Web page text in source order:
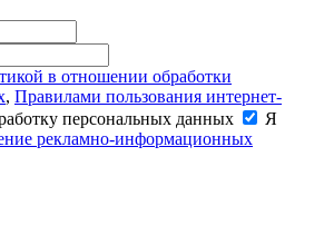
в отношении обработки
, Правилами пользования интернет-
персональных данных
Я
рекламно-информационных